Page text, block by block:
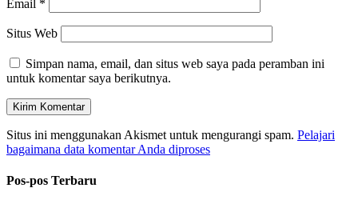
Email *
Situs Web
Simpan nama, email, dan situs web saya pada peramban ini
untuk komentar saya berikutnya.
Situs ini menggunakan Akismet untuk mengurangi spam. Pelajari
bagaimana data komentar Anda diproses
Pos-pos Terbaru